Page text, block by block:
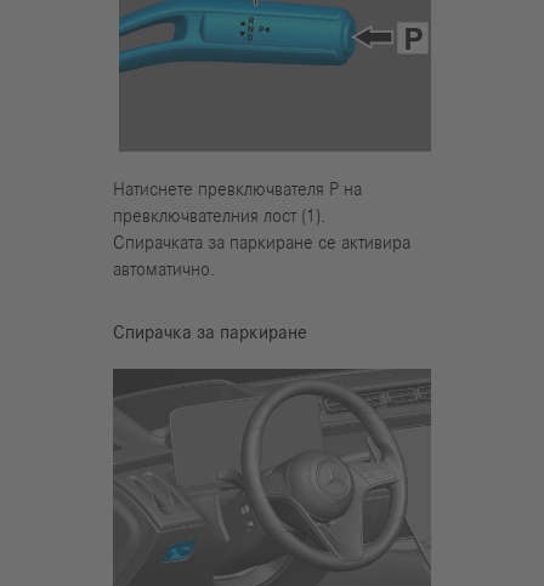
Натиснете превключвателя Р на
превключвателния лост (1).
Спирачката за паркиране се активира
автоматично.
Спирачка за паркиране